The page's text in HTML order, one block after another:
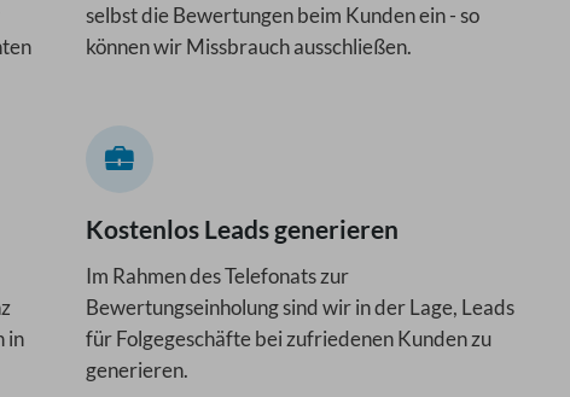
selbst die Bewertungen beim Kunden ein - so
können wir Missbrauch ausschließen.
in
Kostenlos Leads generieren
Im Rahmen des Telefonats zur
Bewertungseinholung sind wir in der Lage, Leads
für Folgegeschäfte bei zufriedenen Kunden zu
generieren.